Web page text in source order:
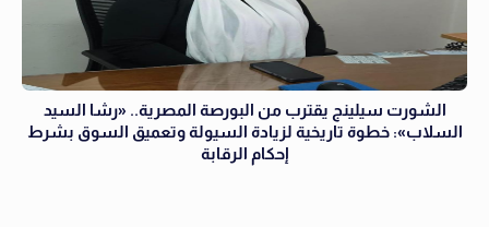
الشورت سيلينج يقترب من البورصة المصرية.. «رشا السيد
السلاب»: خطوة تاريخية لزيادة السيولة وتعميق السوق بشرط
إحكام الرقابة